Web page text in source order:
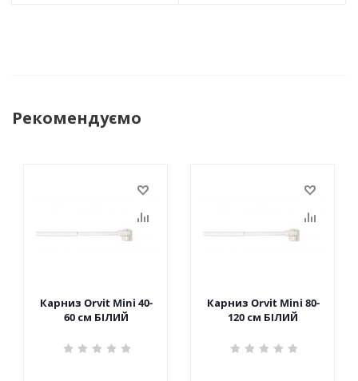
Рекомендуємо
Карниз Orvit Mini 40-
60 см БІЛИЙ
Карниз Orvit Mini 80-
120 см БІЛИЙ